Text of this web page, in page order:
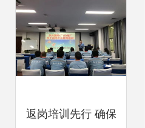
公服务
返岗培训先行 确保